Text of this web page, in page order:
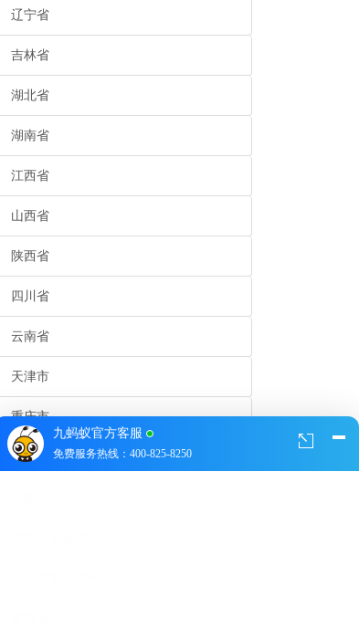
辽宁省
吉林省
湖北省
湖南省
江西省
山西省
陕西省
四川省
云南省
天津市
重庆市
贵州省
九蚂蚁官方客服
免费服务热线：400-825-8250